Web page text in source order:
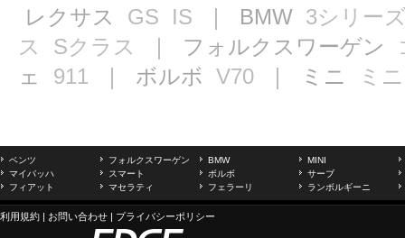
レクサス GS IS ｜ BMW 3シリー
ス
Sクラス ｜ フォルクスワーゲン
ェ 911 ｜ ボルボ V70 ｜ ミニ ミニ
ベンツ フォルクスワーゲン BMW
MINI
マイバッハ
スマート ボルボ
サーブ
フィアット
マセラティ フェラーリ ランボルギーニ
利用規約 | お問い合わせ | プライバシーポリシー